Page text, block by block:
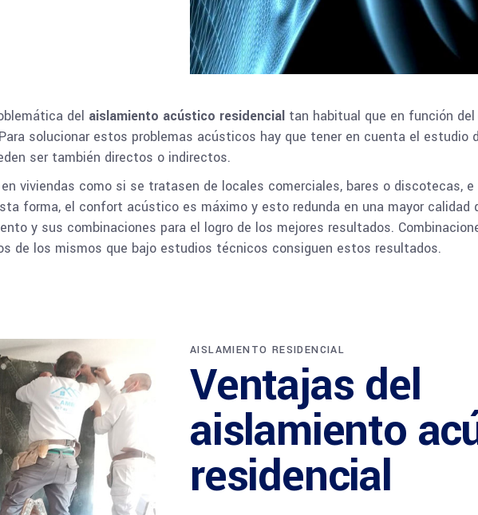
del aislamiento acústico residencial tan habitual que en función
solucionar estos problemas acústicos hay que tener en cuenta el estudio
ser también directos o indirectos.
viviendas como si se tratasen de locales comerciales, bares o discotecas,
forma, el confort acústico es máximo y esto redunda en una mayor calidad
y sus combinaciones para el logro de los mejores resultados.
de los mismos que bajo estudios técnicos consiguen estos resultados.
AISLAMIENTO RESIDENCIAL
Ventajas del
aislamiento
residencial